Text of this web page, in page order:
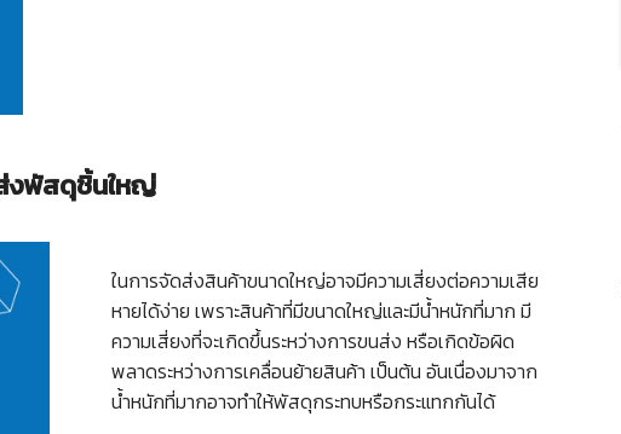
งพัสดุชิ้นใหญ่
ในการจัดส่งสินค้าขนาดใหญ่อาจมีความเสี่ยงต่อความเสีย
หายได้ง่าย เพราะสินค้าที่มีขนาดใหญ่และมีน้ำหนักที่มาก มี
ความเสี่ยงที่จะเกิดขึ้นระหว่างการขนส่ง หรือเกิดข้อผิด
พลาดระหว่างการเคลื่อนย้ายสินค้า เป็นต้น อันเนื่องมาจาก
น้ำหนักที่มากอาจทำให้พัสดุกระทบหรือกระแทกกันได้